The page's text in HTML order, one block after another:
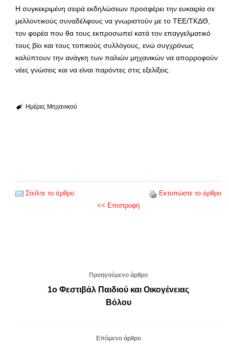
Η συγκεκριμένη σειρά εκδηλώσεων προσφέρει την ευκαιρία σε
μελλοντικούς συναδέλφους να γνωριστούν με το ΤΕΕ/ΤΚΔΘ,
τον φορέα που θα τους εκπροσωπεί κατά τον επαγγελματικό
τους βίο και τους τοπικούς συλλόγους, ενώ συγχρόνως
καλύπτουν την ανάγκη των παλιών μηχανικών να απορροφούν
νέες γνώσεις και να είναι παρόντες στις εξελίξεις.
Ημέρες Μηχανικού
Στείλτε το άρθρο
Εκτυπώστε το άρθρο
<< Επιστροφή
Προηγούμενο άρθρο
1ο Φεστιβάλ Παιδιού και Οικογένειας
Βόλου
Επόμενο άρθρο